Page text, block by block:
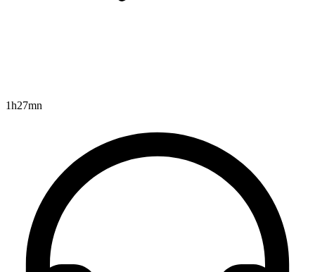
1h27mn